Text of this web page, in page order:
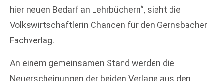
hier neuen Bedarf an Lehrbüchern“, sieht die
Volkswirtschaftlerin Chancen für den Gernsbacher
Fachverlag.
An einem gemeinsamen Stand werden die
Neuerscheinungen der beiden Verlage aus den